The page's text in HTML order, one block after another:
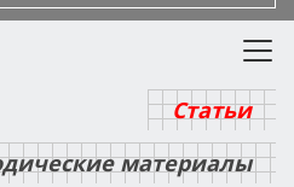
Статьи
материалы